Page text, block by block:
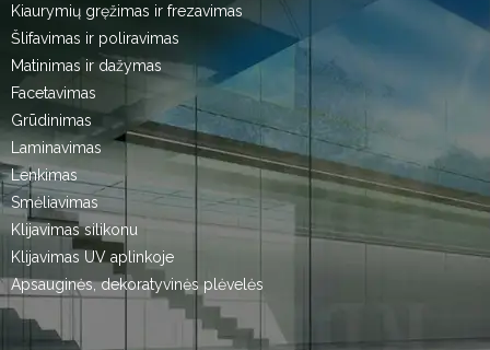
Kiaurymių gręžimas ir frezavimas
Šlifavimas ir poliravimas
Matinimas ir dažymas
Facetavimas
Grūdinimas
Laminavimas
Lenkimas
Smėliavimas
Klijavimas silikonu
Klijavimas UV aplinkoje
Apsauginės, dekoratyvinės plėvelės